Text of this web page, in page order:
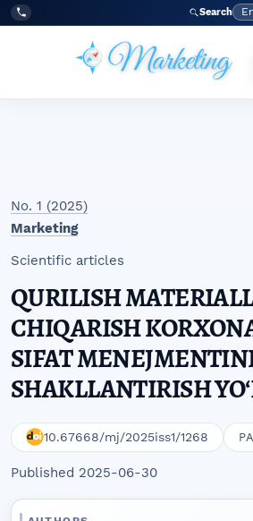
Skip to main navigation menu
Skip to main content
Skip to site footer
Tel:
+998977838464 Search
No. 1 (2025)
Marketing
Scientific articles
QURILISH
CHIQARISH
SIFAT
SHAKLLANTIRISH
10.67668/mj/2025iss1/1268
Published 2025-06-30